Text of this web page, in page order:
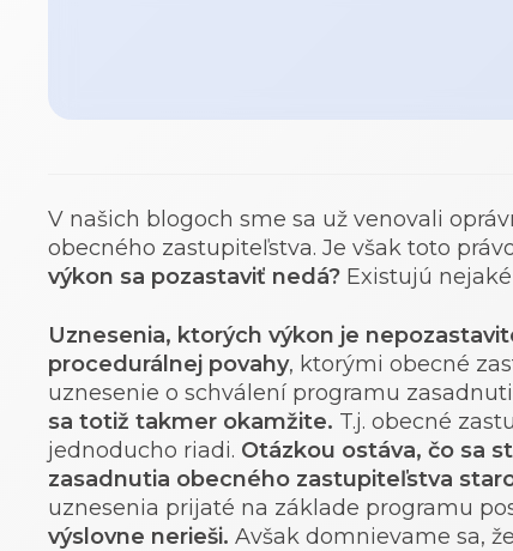
V našich blogoch sme sa už venovali
obecného zastupiteľstva. Je však toto
výkon sa pozastaviť nedá? Existujú
Uznesenia, ktorých výkon je
procedurálnej povahy, ktorými obecné
uznesenie o schválení programu
sa totiž takmer okamžite. T.j. obecné
jednoducho riadi. Otázkou ostáva, čo sa
zasadnutia obecného zastupiteľstva
uznesenia prijaté na základe programu
výslovne nerieši. Avšak domnievame sa,